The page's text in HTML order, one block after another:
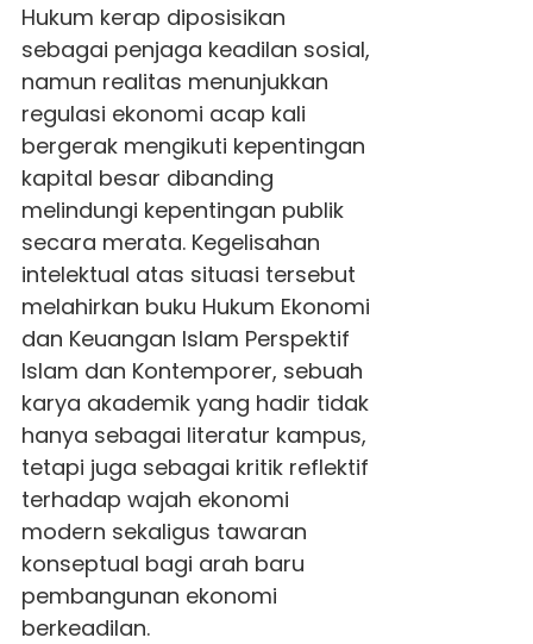
Hukum kerap diposisikan
sebagai penjaga keadilan sosial,
namun realitas menunjukkan
regulasi ekonomi acap kali
bergerak mengikuti kepentingan
kapital besar dibanding
melindungi kepentingan publik
secara merata. Kegelisahan
intelektual atas situasi tersebut
melahirkan buku Hukum Ekonomi
dan Keuangan Islam Perspektif
Islam dan Kontemporer, sebuah
karya akademik yang hadir tidak
hanya sebagai literatur kampus,
tetapi juga sebagai kritik reflektif
terhadap wajah ekonomi
modern sekaligus tawaran
konseptual bagi arah baru
pembangunan ekonomi
berkeadilan.